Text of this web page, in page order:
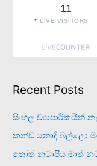
11
LIVE VISITORS
Recent Posts
සිංහල ව්‍යාපාරිකයින්
කන්ඩ නොදී බල්ලො
තෝත් නටාපිය මාත්